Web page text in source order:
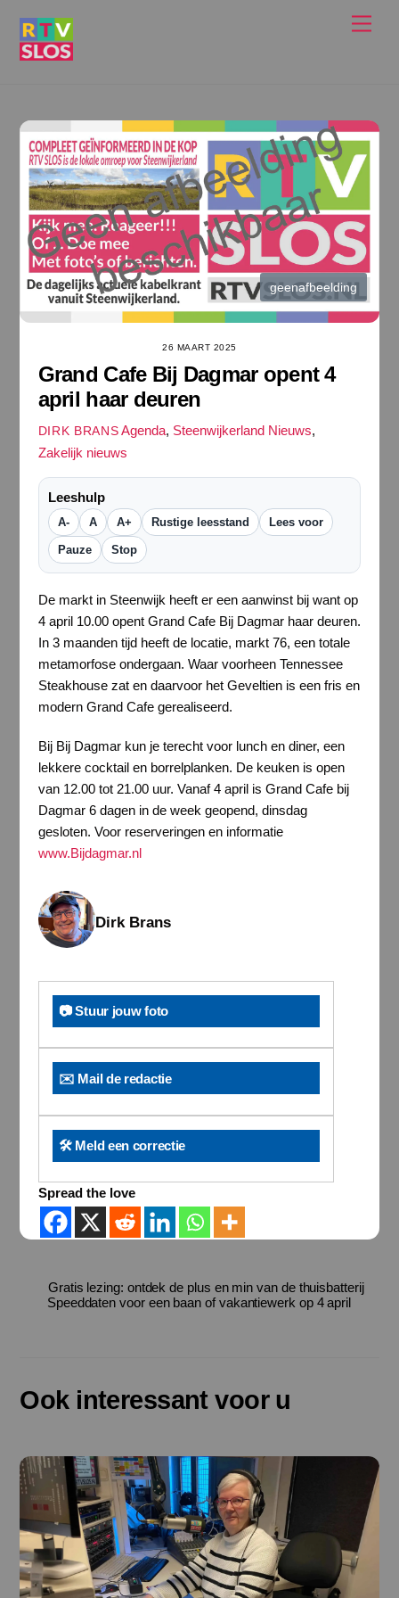
geenafbeelding
26 MAART 2025
Grand Cafe Bij Dagmar opent 4
april haar deuren
DIRK BRANS Agenda, Steenwijkerland Nieuws,
Zakelijk nieuws
Leeshulp
A- A A+ Rustige leesstand Lees voor
Pauze Stop
De markt in Steenwijk heeft er een aanwinst bij want op
4 april 10.00 opent Grand Cafe Bij Dagmar haar deuren.
In 3 maanden tijd heeft de locatie, markt 76, een totale
metamorfose ondergaan. Waar voorheen Tennessee
Steakhouse zat en daarvoor het Geveltien is een fris en
modern Grand Cafe gerealiseerd.
Bij Bij Dagmar kun je terecht voor lunch en diner, een
lekkere cocktail en borrelplanken. De keuken is open
van 12.00 tot 21.00 uur. Vanaf 4 april is Grand Cafe bij
Dagmar 6 dagen in de week geopend, dinsdag
gesloten. Voor reserveringen en informatie
www.Bijdagmar.nl
Dirk Brans
📷 Stuur jouw foto
✉️ Mail de redactie
🛠️ Meld een correctie
Spread the love
Gratis lezing: ontdek de plus en min van de thuisbatterij
Speeddaten voor een baan of vakantiewerk op 4 april
Ook interessant voor u